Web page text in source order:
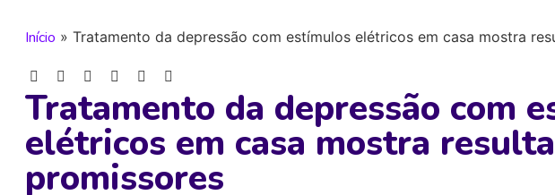
Início » Tratamento da depressão com estímulos elétricos em casa mostra
Tratamento da depressão com
elétricos em casa mostra
promissores